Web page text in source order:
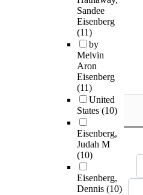
Sandee
Eisenberg
(11)
by
Melvin
Aron
Eisenberg
(11)
United
States (10)
Eisenberg,
Judah M
(10)
Eisenberg,
Dennis (10)